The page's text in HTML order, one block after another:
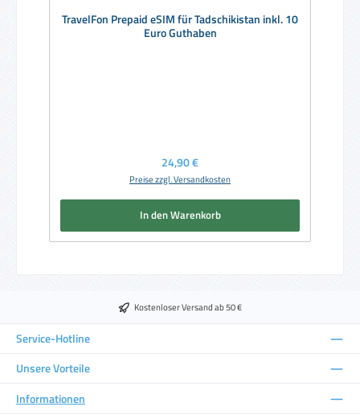
TravelFon Prepaid eSIM für Tadschikistan inkl. 10
Euro Guthaben
Regulärer Preis:
24,90 €
Preise zzgl. Versandkosten
In den Warenkorb
Kostenloser Versand ab 50 €
Service-Hotline
Unsere Vorteile
Informationen